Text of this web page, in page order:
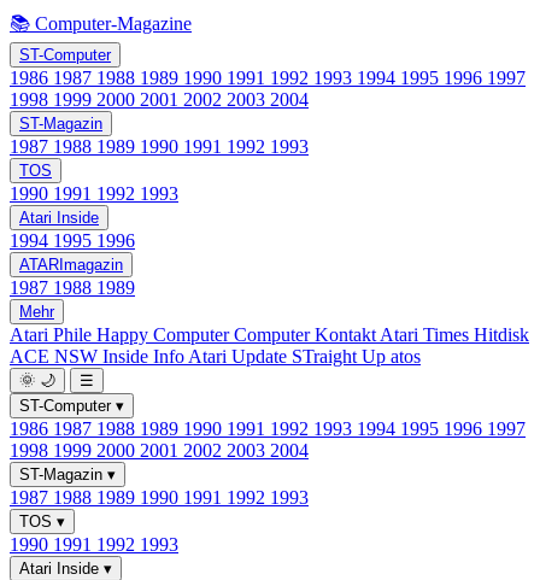
📚 Computer-Magazine
ST-Computer
1986 1987 1988 1989 1990 1991 1992 1993 1994 1995 1996 1997
1998 1999 2000 2001 2002 2003 2004
ST-Magazin
1987 1988 1989 1990 1991 1992 1993
TOS
1990 1991 1992 1993
Atari Inside
1994 1995 1996
ATARImagazin
1987 1988 1989
Mehr
Atari Phile Happy ComputerComputer Kontakt Atari Times Hitdisk
ACE NSW Inside Info Atari Update STraight Up atos
🌞 🌙
☰
ST-Computer ▾
1986 1987 1988 1989 1990 1991 1992 1993 1994 1995 1996 1997
1998 1999 2000 2001 2002 2003 2004
ST-Magazin ▾
1987 1988 1989 1990 1991 1992 1993
TOS ▾
1990 1991 1992 1993
Atari Inside ▾